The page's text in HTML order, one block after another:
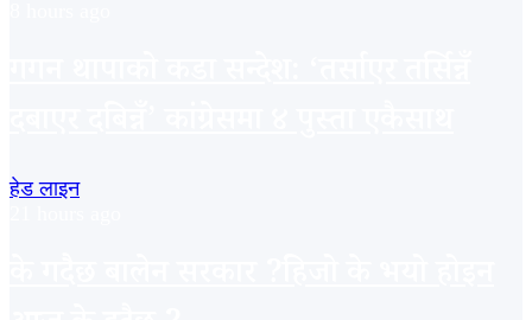
हेड लाइन